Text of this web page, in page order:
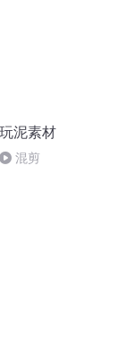
玩泥素材
混剪